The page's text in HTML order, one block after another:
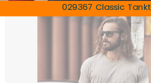
029367 Classic